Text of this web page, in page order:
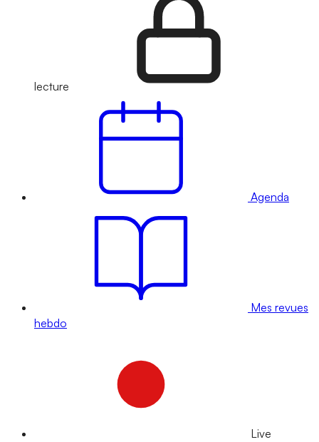
lecture
Agenda
Mes revues
hebdo
Live